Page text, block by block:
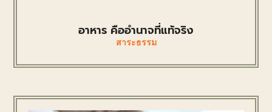
อาหาร คืออำนาจที่แท้จริง
สาระธรรม